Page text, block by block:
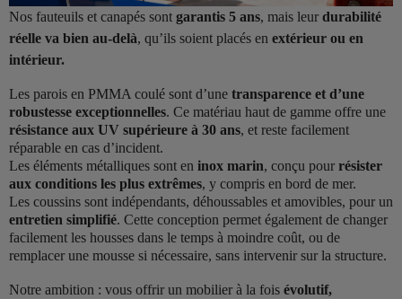
Nos fauteuils et canapés sont garantis 5 ans, mais leur durabilité
réelle va bien au-delà, qu’ils soient placés en extérieur ou en
intérieur.
Les parois en PMMA coulé sont d’une transparence et d’une
robustesse exceptionnelles. Ce matériau haut de gamme offre une
résistance aux UV supérieure à 30 ans, et reste facilement
réparable en cas d’incident.
Les éléments métalliques sont en inox marin, conçu pour résister
aux conditions les plus extrêmes, y compris en bord de mer.
Les coussins sont indépendants, déhoussables et amovibles, pour un
entretien simplifié. Cette conception permet également de changer
facilement les housses dans le temps à moindre coût, ou de
remplacer une mousse si nécessaire, sans intervenir sur la structure.
Notre ambition : vous offrir un mobilier à la fois évolutif,